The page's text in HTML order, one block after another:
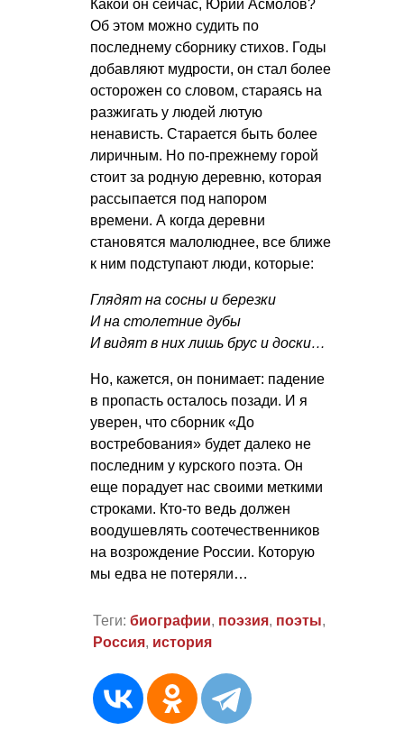
Какой он сейчас, Юрий Асмолов?
Об этом можно судить по
последнему сборнику стихов. Годы
добавляют мудрости, он стал более
осторожен со словом, стараясь на
разжигать у людей лютую
ненависть. Старается быть более
лиричным. Но по-прежнему горой
стоит за родную деревню, которая
рассыпается под напором
времени. А когда деревни
становятся малолюднее, все ближе
к ним подступают люди, которые:
Глядят на сосны и березки
И на столетние дубы
И видят в них лишь брус и доски…
Но, кажется, он понимает: падение
в пропасть осталось позади. И я
уверен, что сборник «До
востребования» будет далеко не
последним у курского поэта. Он
еще порадует нас своими меткими
строками. Кто-то ведь должен
воодушевлять соотечественников
на возрождение России. Которую
мы едва не потеряли…
Теги: биографии, поэзия, поэты,
Россия, история